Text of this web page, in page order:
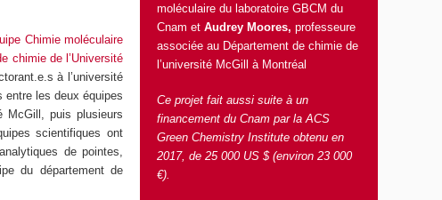
Chimie moléculaire
chimie de l’Université
à l’université
entre les deux équipes
McGill, puis plusieurs
scientifiques ont
de pointes,
du département de
moléculaire du laboratoire GBCM du
Cnam etAudrey Moores,professeure
associée au Département de chimie de
l’université McGill à Montréal
Ce projet fait aussi suite à un
financement du Cnam par laACS
Green Chemistry Institute obtenu en
2017, de 25 000 US $ (environ 23 000
€).